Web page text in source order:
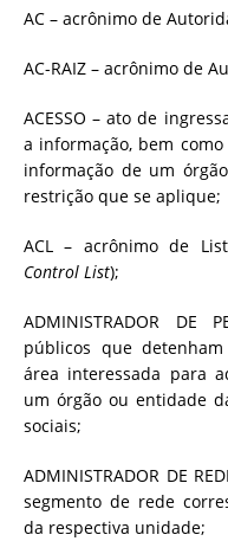
AC – acrônimo de
AC-RAIZ – acrônimo de
ACESSO – ato de
a informação, bem
informação de um
restrição que se aplique;
ACL – acrônimo de
Control List);
ADMINISTRADOR DE
públicos que
área interessada para
um órgão ou entidade
sociais;
ADMINISTRADOR DE
segmento de rede
da respectiva unidade;